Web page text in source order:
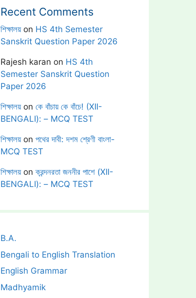
Recent Comments
শিক্ষালয়on HS 4th Semester
Sanskrit Question Paper 2026
Rajesh karan on HS 4th
Semester Sanskrit Question
Paper 2026
শিক্ষালয়on কে বাঁচায় কে বাঁচে! (XII-
BENGALI): – MCQ TEST
শিক্ষালয়on পথের দাবী: দশম শ্রেণী বাংলা-
MCQ TEST
শিক্ষালয়onক্রন্দনরতা জননীর পাশে (XII-
BENGALI): – MCQ TEST
B.A.
Bengali to English Translation
English Grammar
Madhyamik